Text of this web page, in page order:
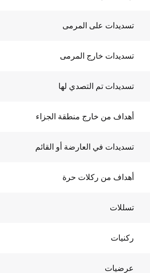
تسديدات على المرمى
تسديدات خارج المرمى
تسديدات تم التصدي لها
أهداف من خارج منطقة الجزاء
تسديدات في العارضة أو القائم
أهداف من ركلات حرة
تسللات
ركنيات
عرضيات